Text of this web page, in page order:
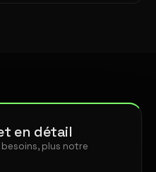
en détail
besoins, plus notre